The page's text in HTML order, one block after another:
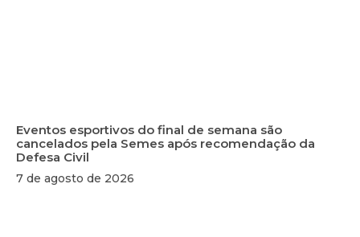
Eventos esportivos do final de semana são
cancelados pela Semes após recomendação da
Defesa Civil
7 de agosto de 2026